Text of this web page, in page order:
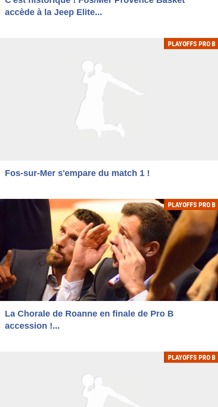
accède à la Jeep Elite...
PLAYOFFS PRO B
Fos-sur-Mer s'empare du match 1 !
PLAYOFFS PRO B
La Chorale de Roanne en finale de Pro B
accession !...
PLAYOFFS PRO B